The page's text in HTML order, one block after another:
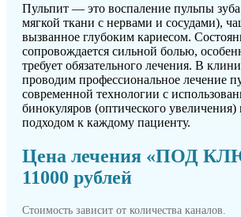
Пульпит — это воспаление пульпы
мягкой ткани с нервами и сосудами),
вызванное глубоким кариесом.
сопровождается сильной болью,
требует обязательного лечения. В
проводим профессиональное лечение
современной технологии с
бинокуляров (оптического
подходом к каждому пациенту.
Цена лечения «ПОД
11000 рублей
Стоимость зависит от количества каналов.